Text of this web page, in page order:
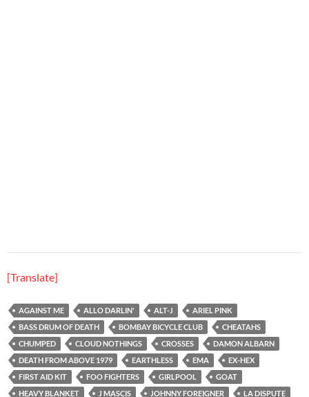
[Translate]
AGAINST ME ALLO DARLIN' ALT-J
ARIEL PINK
BASS DRUM OF DEATH
BOMBAY BICYCLE CLUB
CHEATAHS
CHUMPED
CLOUD NOTHINGS CROSSES
DAMON ALBARN
DEATH FROM ABOVE 1979
EARTHLESS EMA
EX-HEX
FIRST AID KIT
FOO FIGHTERS GIRLPOOL
GOAT
HEAVY BLANKET
J MASCIS JOHNNY FOREIGNER LA DISPUTE